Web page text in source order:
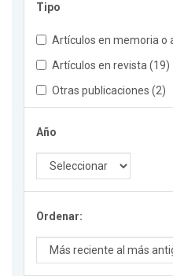
Tipo
Artículos en memoria o
Artículos en revista (19)
Otras publicaciones (2)
Año
Ordenar: